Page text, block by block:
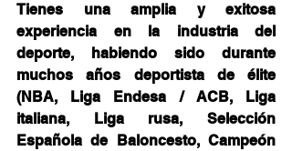
Tienes una amplia y exitosa
experiencia en la industria del
deporte, habiendo sido durante
muchos años deportista de élite
(NBA, Liga Endesa / ACB, Liga
italiana, Liga rusa, Selección
Española de Baloncesto, Campeón